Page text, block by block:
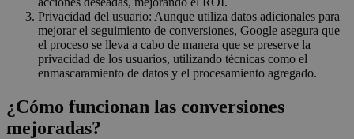
Privacidad del usuario: Aunque utiliza datos adicionales para
mejorar el seguimiento de conversiones, Google asegura que
el proceso se lleva a cabo de manera que se preserve la
privacidad de los usuarios, utilizando técnicas como el
enmascaramiento de datos y el procesamiento agregado.
¿Cómo funcionan las conversiones
mejoradas?